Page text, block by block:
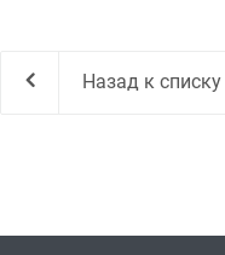
Назад к списку